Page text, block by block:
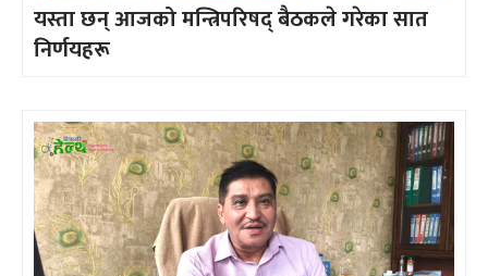
यस्ता छन् आजको मन्त्रिपरिषद् बैठकले गरेका सात
निर्णयहरू